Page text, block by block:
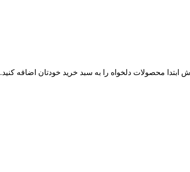
محصولات دلخواه را به سبد خرید خودتان اضافه کنید.